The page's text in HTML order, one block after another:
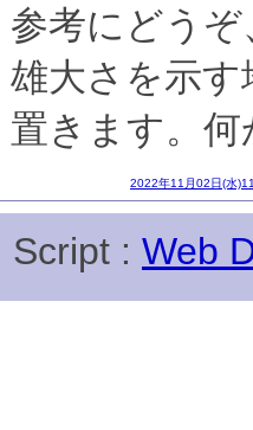
参考にどう
雄大さを示
置きます。
2022年11月02日(水
Script : Web